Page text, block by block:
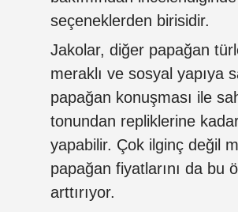
seçeneklerden birisidir.
Jakolar, diğer papağan
meraklı ve sosyal yapıya
papağan konuşması ile
tonundan repliklerine kadar
yapabilir. Çok ilginç değil
papağan fiyatlarını da bu
arttırıyor.